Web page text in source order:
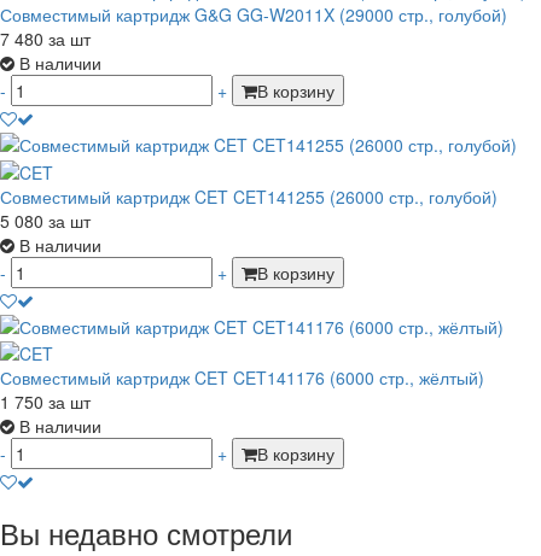
Совместимый картридж G&G GG-W2011X (29000 стр., голубой)
7 480 за шт
В наличии
-
+ В корзину
Совместимый картридж CET CET141255 (26000 стр., голубой)
5 080 за шт
В наличии
-
+ В корзину
Совместимый картридж CET CET141176 (6000 стр., жёлтый)
1 750 за шт
В наличии
-
+ В корзину
Вы недавно смотрели